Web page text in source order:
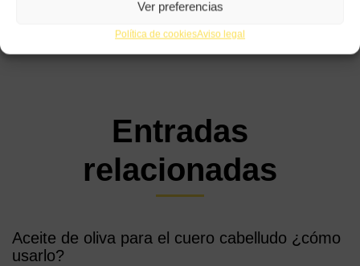
Ver preferencias
Política de cookiesAviso legal
Entradas
relacionadas
Aceite de oliva para el cuero cabelludo ¿cómo
usarlo?